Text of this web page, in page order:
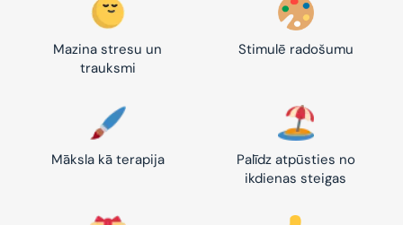
Mazina stresu un
trauksmi
Stimulē radošumu
Māksla kā terapija
Palīdz atpūsties no
ikdienas steigas